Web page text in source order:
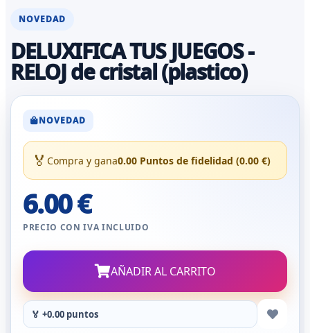
NOVEDAD
DELUXIFICA TUS JUEGOS -
RELOJ de cristal (plastico)
NOVEDAD
🏅 Compra y gana0.00 Puntos de fidelidad (0.00 €)
6.00 €
PRECIO CON IVA INCLUIDO
AÑADIR AL CARRITO
🏅 +0.00 puntos